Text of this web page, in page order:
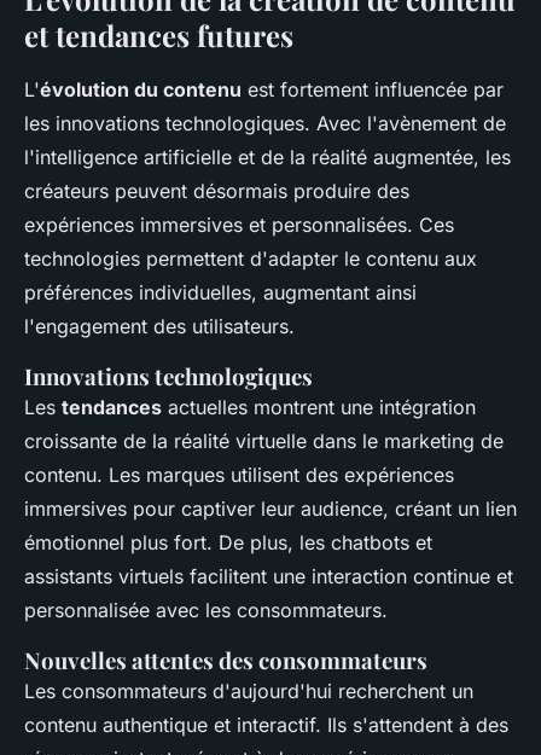
et tendances futures
L'évolution du contenu est fortement influencée par
les innovations technologiques. Avec l'avènement de
l'intelligence artificielle et de la réalité augmentée, les
créateurs peuvent désormais produire des
expériences immersives et personnalisées. Ces
technologies permettent d'adapter le contenu aux
préférences individuelles, augmentant ainsi
l'engagement des utilisateurs.
Innovations technologiques
Les tendances actuelles montrent une intégration
croissante de la réalité virtuelle dans le marketing de
contenu. Les marques utilisent des expériences
immersives pour captiver leur audience, créant un lien
émotionnel plus fort. De plus, les chatbots et
assistants virtuels facilitent une interaction continue et
personnalisée avec les consommateurs.
Nouvelles attentes des consommateurs
Les consommateurs d'aujourd'hui recherchent un
contenu authentique et interactif. Ils s'attendent à des